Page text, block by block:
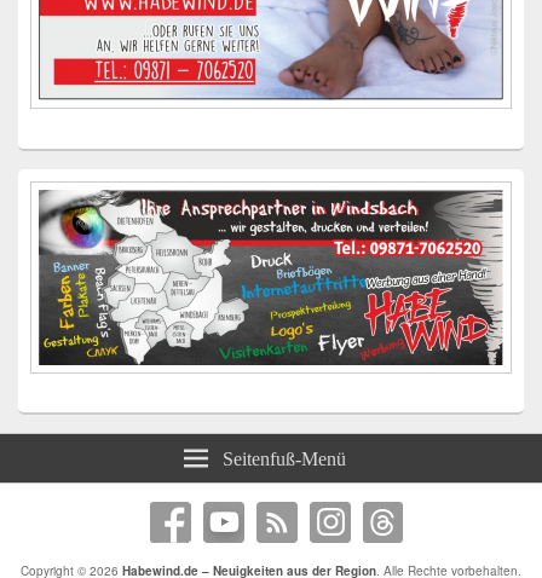
Seitenfuß-Menü
Copyright © 2026 Habewind.de – Neuigkeiten aus der Region. Alle Rechte vorbehalten.